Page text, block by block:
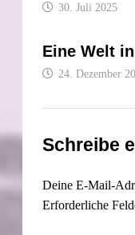
30. Juli 2025
Eine Welt
24. Dezember
Schreibe
Deine E-Mail-
Erforderliche